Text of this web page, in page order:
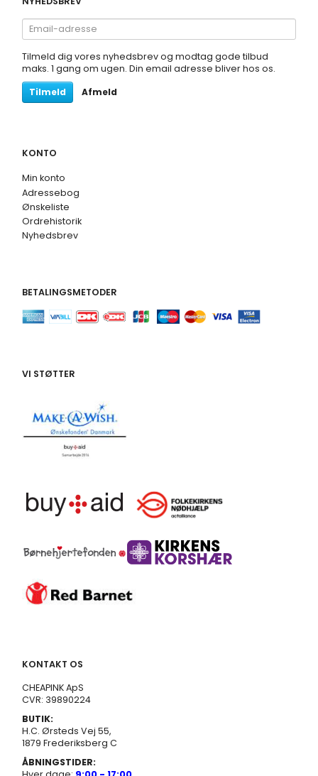
Email-
adresse
Tilmeld dig vores nyhedsbrev og modtag gode tilbud
maks. 1 gang om ugen. Din email adresse bliver hos os.
Tilmeld
Afmeld
KONTO
Min konto
Adressebog
Ønskeliste
Ordrehistorik
Nyhedsbrev
BETALINGSMETODER
VI STØTTER
KONTAKT OS
CHEAPINK ApS
CVR: 39890224
BUTIK:
H.C. Ørsteds Vej 55,
1879 Frederiksberg C
ÅBNINGSTIDER: